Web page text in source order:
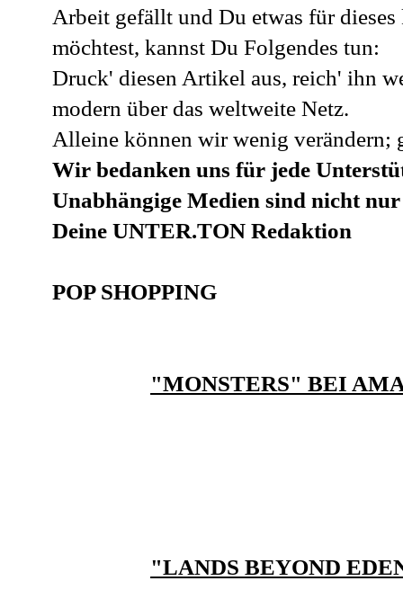
Arbeit gefällt und Du etwas für
möchtest, kannst Du Folgendes tun:
Druck' diesen Artikel aus, reich' ihn
modern über das weltweite Netz.
Alleine können wir wenig verändern;
Wir bedanken uns für jede
Unabhängige Medien sind nicht
Deine UNTER.TON Redaktion
POP SHOPPING
"MONSTERS" BEI
"LANDS BEYOND